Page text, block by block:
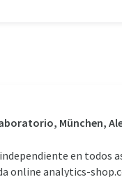
München,
en todos
online analytics-